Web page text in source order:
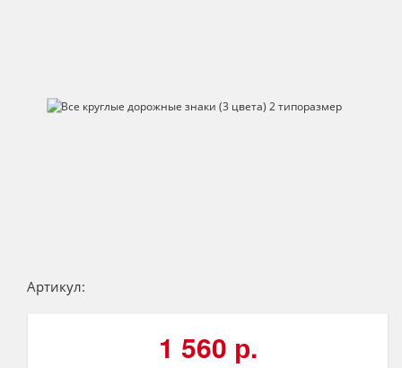
Артикул:
1 560 р.